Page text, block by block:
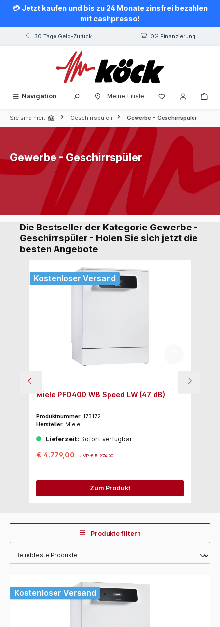
springen
💳 Jetzt kaufen und bis zu 24 Monate zinsfrei bezahlen
mit cashpresso!
30 Tage Geld-Zurück 0% Finanzierung
Navigation Meine Filiale
Sie sind hier: Geschirrspülen Gewerbe - Geschirrspüler
Gewerbe - Geschirrspüler
Die Bestseller der Kategorie Gewerbe -
Geschirrspüler - Holen Sie sich jetzt die
besten Angebote
Kostenloser Versand
Miele PFD400 WB Speed LW (47 dB)
Produktnummer: 173172
Hersteller: Miele
Lieferzeit: Sofort verfügbar
€ 4.779,00 UVP€ 5.274,00
Zum Produkt
Produkte filtern
Kostenloser Versand